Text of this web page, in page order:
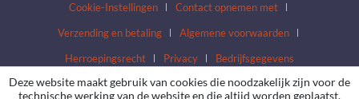
Cookie-Instellingen
Contact opnemen met
Verzending en betaling
Algemene voorwaarden
Herroepingsrecht
Privacy Bedrijfsgegevens
Deze website maakt gebruik van cookies die noodzakelijk zijn voor de
technische werking van de website en die altijd worden geplaatst.